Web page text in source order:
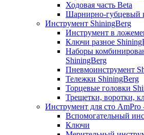
Ходовая часть Beta
Шарнирно-губцевый
Инструмент ShiningBerg
Инструмент в
Ключи разное
Наборы
ShiningBerg
Пневмоинструмент
Тележки ShiningBerg
Торцевые головки
Трещетки, воротки,
Инструмент для сто AmPro
Вспомогательный
Ключи